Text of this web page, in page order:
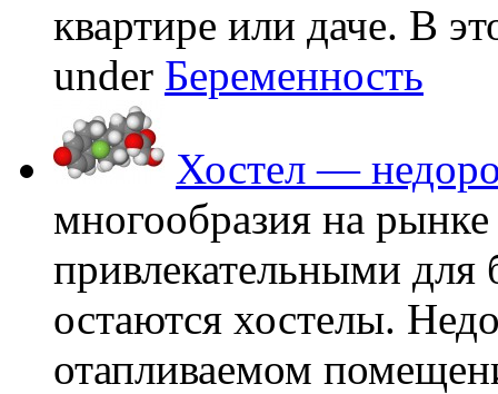
квартире или даче. В
under Беременность
Хостел —
многообразия на
привлекательными
остаются хостелы.
отапливаемом